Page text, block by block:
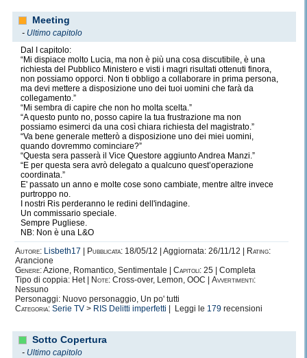
Meeting
- Ultimo capitolo
Dal I capitolo:
“Mi dispiace molto Lucia, ma non è più una cosa discutibile, è una
richiesta del Pubblico Ministero e visti i magri risultati ottenuti finora,
non possiamo opporci. Non ti obbligo a collaborare in prima persona,
ma devi mettere a disposizione uno dei tuoi uomini che farà da
collegamento.”
“Mi sembra di capire che non ho molta scelta.”
“A questo punto no, posso capire la tua frustrazione ma non
possiamo esimerci da una così chiara richiesta del magistrato.”
“Va bene generale metterò a disposizione uno dei miei uomini,
quando dovremmo cominciare?”
“Questa sera passerà il Vice Questore aggiunto Andrea Manzi.”
“E per questa sera avrò delegato a qualcuno quest’operazione
coordinata.”
E' passato un anno e molte cose sono cambiate, mentre altre invece
purtroppo no.
I nostri Ris perderanno le redini dell'indagine.
Un commissario speciale.
Sempre Pugliese.
NB: Non è una L&O
Autore: Lisbeth17 Pubblicata: 18/05/12 | Aggiornata: 26/11/12 |
Rating:
Arancione
Genere:Azione, Romantico, Sentimentale | Capitoli: 25 | Completa
Tipo di coppia: Het |
Note: Cross-over, Lemon, OOC | Avvertimenti:
Nessuno
Personaggi: Nuovo personaggio, Un po' tutti
Categoria: Serie TV > RIS Delitti imperfetti | Leggi le 179 recensioni
Sotto Copertura
- Ultimo capitolo